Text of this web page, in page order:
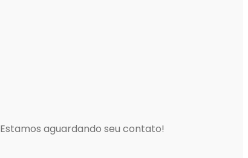
aguardando seu contato!